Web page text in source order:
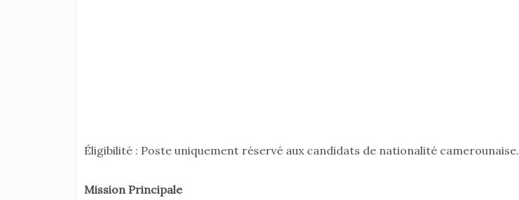
Éligibilité : Poste uniquement réservé aux candidats de nationalité camerounaise.
Mission Principale